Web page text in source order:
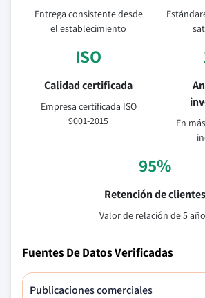
Entrega consistente desde
el establecimiento
ISO
Calidad certificada
Empresa certificada ISO
9001-2015
En
95%
Retención de clientes
Valor de relación de 5
Fuentes De Datos Verificadas
Publicaciones comerciales